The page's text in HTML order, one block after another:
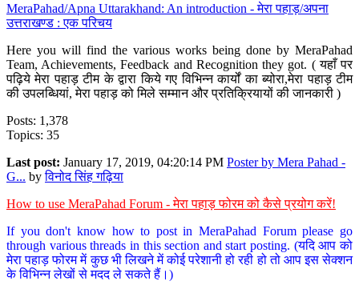
MeraPahad/Apna Uttarakhand: An introduction - मेरा पहाड़/अपना
उत्तराखण्ड : एक परिचय
Here you will find the various works being done by MeraPahad
Team, Achievements, Feedback and Recognition they got. ( यहाँ पर
पढ़िये मेरा पहाड़ टीम के द्वारा किये गए विभिन्न कार्यों का ब्योरा,मेरा पहाड़ टीम
की उपलब्धियां, मेरा पहाड़ को मिले सम्मान और प्रतिक्रियायों की जानकारी )
Posts: 1,378
Topics: 35
Last post: January 17, 2019, 04:20:14 PM Poster by Mera Pahad -
G... byविनोद सिंह गढ़िया
How to use MeraPahad Forum - मेरा पहाड़ फोरम को कैसे प्रयोग करें!
If you don't know how to post in MeraPahad Forum please go
through various threads in this section and start posting. (यदि आप को
मेरा पहाड़ फोरम में कुछ भी लिखने में कोई परेशानी हो रही हो तो आप इस सेक्शन
के विभिन्न लेखों से मदद ले सकते हैं।)